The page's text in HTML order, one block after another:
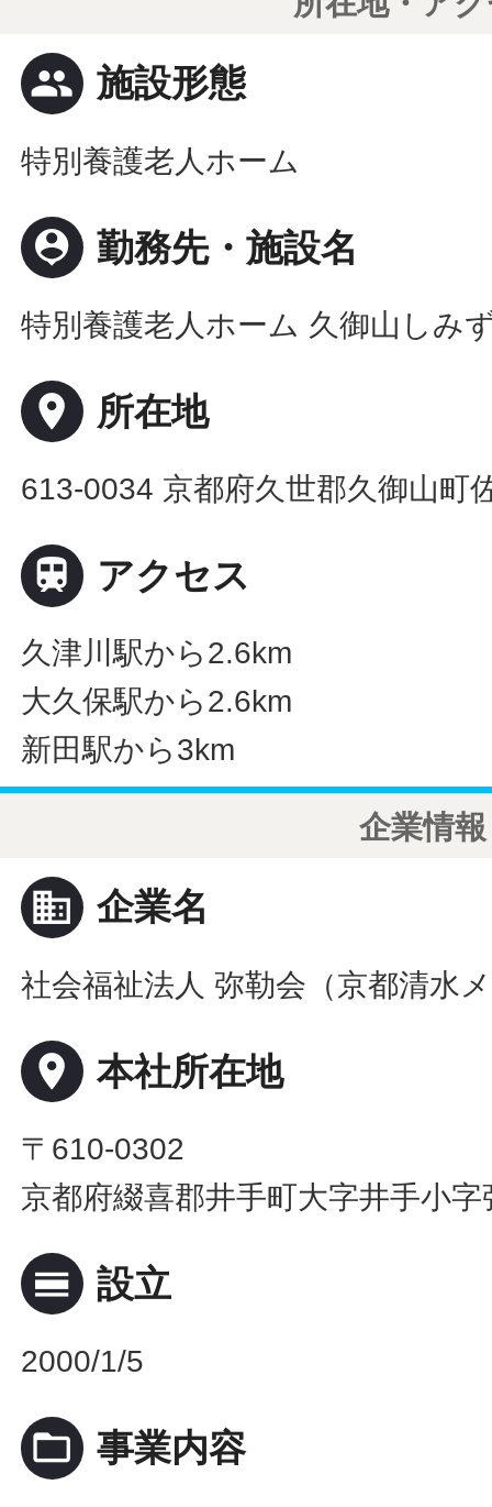
people 施設形態
特別養護老人ホーム
person_pin 勤務先・施設名
特別養護老人ホーム 久御山しみ
place 所在地
613-0034 京都府久世郡久御山町
 アクセス
久津川駅から2.6km
大久保駅から2.6km
新田駅から3km
企業情報
business 企業名
社会福祉法人 弥勒会（京都清水
place 本社所在地
〒610-0302
京都府綴喜郡井手町大字井手小
calendar_view_day 設立
2000/1/5
folder_open 事業内容